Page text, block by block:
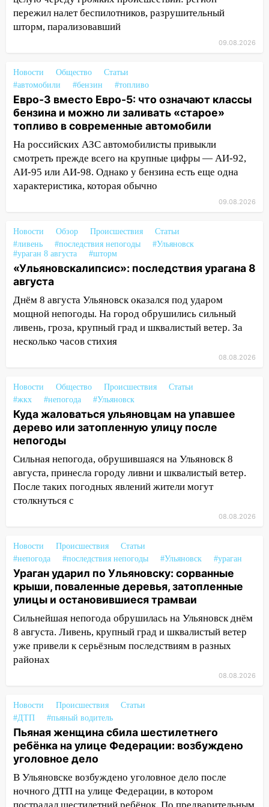
20:10 Во время урагана в Ульяновске на
Волге перевернулась лодка
В Ульяновске упавшее дерево
17:15 В Ульяновской области
ремонтируют девять мостов: один уже
готов, ещё два — почти завершены
17:00 «Ульяновскалипсис»: последствия
урагана 8 августа
16:38
Прогноз погоды в Ульяновской
области на 9 августа
время»
16:17 Мелекесский район первым в
Ульяновской области намолотил более
100 тысяч тонн зерна
15:17 В колледжи и техникумы
Ульяновской области подали более 10
тысяч заявлений
15:04 Фоторепортаж с улиц Ульяновска
после шторма: поваленные деревья и
14:28 Ураган вырвал остановку на улице
Деева в Заволжье
14:26 Жители Ульяновска сами
пытаются расчистить ливнёвки, не
дождавшись коммунальщиков
14:16 Шторм продолжает ломать город:
на улице Любови Шевцовой рухнул
светофор
мошенники под видом преподавателя
14:12
Куда жаловаться ульяновцам на
упавшее дерево или затопленную улицу
после непогоды
13:59 В Новом городе ураганным
ветром сорвало опалубку со
строящегося дома
13:54
как устраняют последствия мощного
13:49
Стихия продолжает крушить
Ульяновск: дерево рухнуло на дом на
Орджоникидзе
13:47 На Нижней Террасе мощным
ветром вырвало дерево с корнем
13:46 Сильный ветер сорвал крышу с
пережил налет беспилотников, разрушительный
шторм, парализовавший
09.08.2026
Новости Общество
Статьи
#автомобили
#бензин #топливо
Евро-3 вместо Евро-5: что означают классы
бензина и можно ли заливать «старое»
топливо в современные автомобили
На российских АЗС автомобилисты привыкли
смотреть прежде всего на крупные цифры — АИ-92,
АИ-95 или АИ-98. Однако у бензина есть еще одна
характеристика, которая обычно
09.08.2026
Новости Обзор Происшествия
Статьи
#ливень
#последствия непогоды
#Ульяновск
#ураган 8 августа
#шторм
«Ульяновскалипсис»: последствия урагана 8
августа
Днём 8 августа Ульяновск оказался под ударом
мощной непогоды. На город обрушились сильный
ливень, гроза, крупный град и шквалистый ветер. За
несколько часов стихия
08.08.2026
Новости Общество Происшествия
Статьи
#жкх
#непогода #Ульяновск
Куда жаловаться ульяновцам на упавшее
дерево или затопленную улицу после
непогоды
Сильная непогода, обрушившаяся на Ульяновск 8
августа, принесла городу ливни и шквалистый ветер.
После таких погодных явлений жители могут
столкнуться с
08.08.2026
Новости Происшествия
Статьи
#непогода
#последствия непогоды #Ульяновск #ураган
Ураган ударил по Ульяновску: сорванные
крыши, поваленные деревья, затопленные
улицы и остановившиеся трамваи
Сильнейшая непогода обрушилась на Ульяновск днём
8 августа. Ливень, крупный град и шквалистый ветер
уже привели к серьёзным последствиям в разных
районах
08.08.2026
Новости Происшествия
Статьи
#ДТП
#пьяный водитель
Пьяная женщина сбила шестилетнего
ребёнка на улице Федерации: возбуждено
уголовное дело
В Ульяновске возбуждено уголовное дело после
ночного ДТП на улице Федерации, в котором